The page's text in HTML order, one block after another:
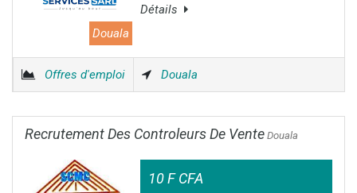
Douala
Détails
Offres d'emploi Douala
Recrutement Des Controleurs De Vente Douala
10 F CFA